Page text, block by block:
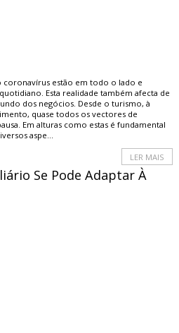
coronavírus estão em todo o lado e
Esta realidade também afecta de
dos negócios. Desde o turismo, à
quase todos os vectores de
aspe...
LER MAIS
Se Pode Adaptar À